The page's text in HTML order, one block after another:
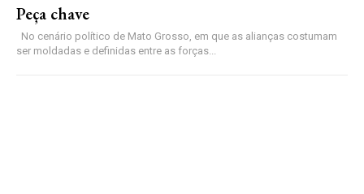
Peça chave
No cenário político de Mato Grosso, em que as alianças costumam
ser moldadas e definidas entre as forças...